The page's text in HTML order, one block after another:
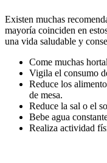
Existen muchas
mayoría coinciden en
una vida saludable y
Come muchas
Vigila el consumo
Reduce los
de mesa.
Reduce la sal o el
Bebe agua
Realiza actividad